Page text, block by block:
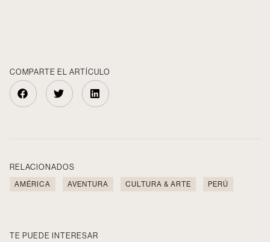
COMPARTE EL ARTÍCULO
RELACIONADOS
AMÉRICA AVENTURA CULTURA & ARTE PERÚ
TE PUEDE INTERESAR